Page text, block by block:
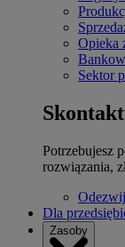
Opieka
Sektor
Potrzebujesz
rozwiązania,
Dla
Zasoby